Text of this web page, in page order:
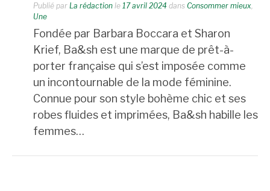
Publié par La rédaction le 17 avril 2024 dans Consommer mieux
Une
Fondée par Barbara Boccara et Sharon
Krief, Ba&sh est une marque de prêt-à-
porter française qui s’est imposée comme
un incontournable de la mode féminine.
Connue pour son style bohème chic et ses
robes fluides et imprimées, Ba&sh habille les
femmes…